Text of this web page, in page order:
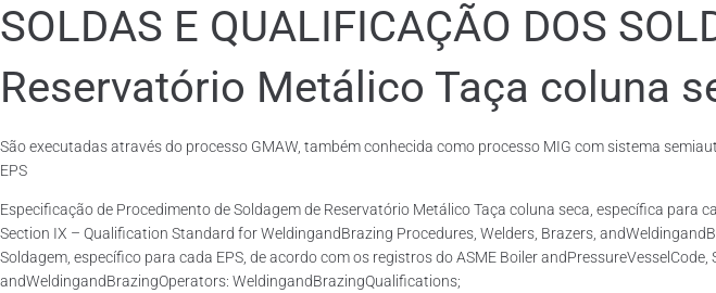
SOLDAS E QUALIFICAÇÃO DOS
Reservatório Metálico Taça coluna
São executadas através do processo GMAW, também conhecida como processo MIG com sistema
EPS
Especificação de Procedimento de Soldagem de Reservatório Metálico Taça coluna seca, específica
Section IX – Qualification Standard for WeldingandBrazing Procedures, Welders, Brazers,
Soldagem, específico para cada EPS, de acordo com os registros do ASME Boiler
andWeldingandBrazingOperators: WeldingandBrazingQualifications;